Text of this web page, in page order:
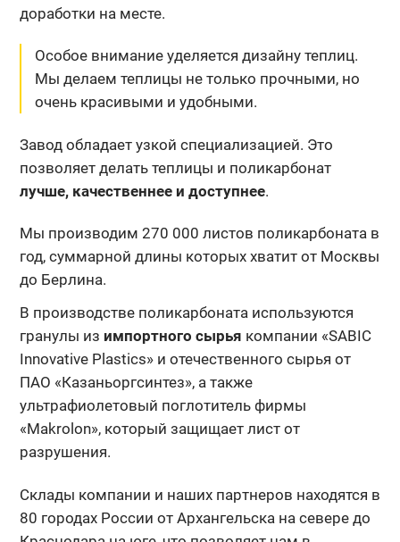
доработки на месте.
Особое внимание уделяется дизайну теплиц.
Мы делаем теплицы не только прочными, но
очень красивыми и удобными.
Завод обладает узкой специализацией. Это
позволяет делать теплицы и поликарбонат
лучше, качественнее и доступнее.
Мы производим 270 000 листов поликарбоната в
год, суммарной длины которых хватит от Москвы
до Берлина.
В производстве поликарбоната используются
гранулы из импортного сырья компании «SABIC
Innovative Plastics» и отечественного сырья от
ПАО «Казаньоргсинтез», а также
ультрафиолетовый поглотитель фирмы
«Makrolon», который защищает лист от
разрушения.
Склады компании и наших партнеров находятся в
80 городах России от Архангельска на севере до